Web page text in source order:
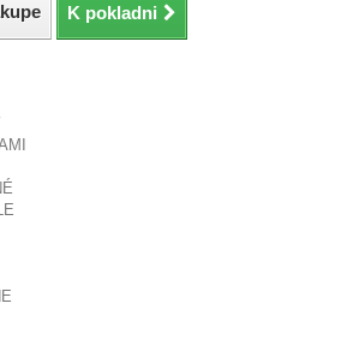
K pokladni